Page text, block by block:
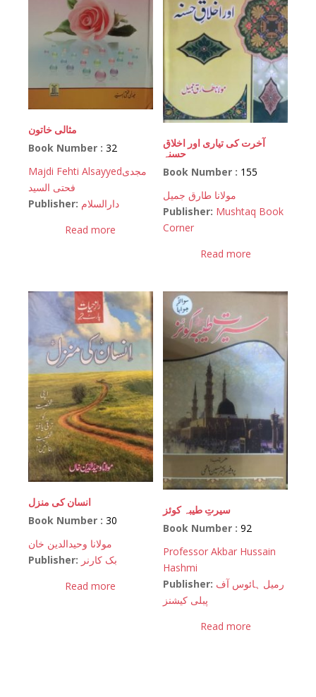
مثالی خاتون
Book Number : 32
Majdi Fehti Alsayyedمجدی
فحتی السید
Publisher: دارالسلام
Read more
آخرت کی تیاری اور اخلاق
حسنہ
Book Number : 155
مولانا طارق جمیل
Publisher: Mushtaq Book
Corner
Read more
انسان کی منزل
Book Number : 30
مولانا وحیدالدین خان
Publisher: بک کارنر
Read more
سیرتِ طیبہ کوئز
Book Number :92
Professor Akbar Hussain
Hashmi
Publisher: رمیل ہائوس آف
پبلی کیشنز
Read more